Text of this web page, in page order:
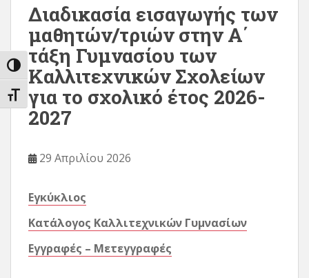
ΕΝΑΛΛΑΓΉ ΥΨΗΛΉΣ ΑΝΤΊΘΕΣΗΣ
ΕΝΑΛΛΑΓΉ ΜΕΓΈΘΟΥΣ ΓΡΑΜΜΆΤΩΝ
Διαδικασία εισαγωγής των
μαθητών/τριών στην Α΄
τάξη Γυμνασίου των
Καλλιτεχνικών Σχολείων
για το σχολικό έτος 2026-
2027
29 Απριλίου 2026
Εγκύκλιος
Κατάλογος Καλλιτεχνικών Γυμνασίων
Εγγραφές – Μετεγγραφές